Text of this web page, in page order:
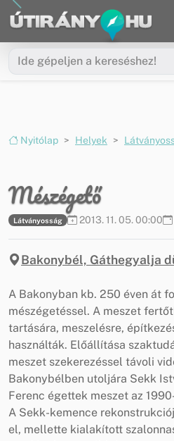
Ugrás a menüre
Ugrás a tartalomra
Nyitólap Helyek
Mészégető
Látványosság 2013. 11. 05. 00:00
Bakonybél, Gáthegyalja
A Bakonyban kb. 250 éven át
mészégetéssel. A meszet
tartására, meszelésre,
használták. Előállítása
meszet szekerezéssel távoli
Bakonybélben utoljára Sekk
Ferenc égettek meszet az
A Sekk-kemence
el, mellette kialakított